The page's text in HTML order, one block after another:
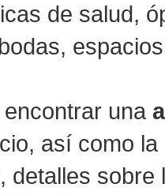
de salud,
encontrar una
así como
detalles